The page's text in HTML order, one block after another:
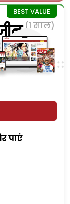
(1 साल)
पाएं